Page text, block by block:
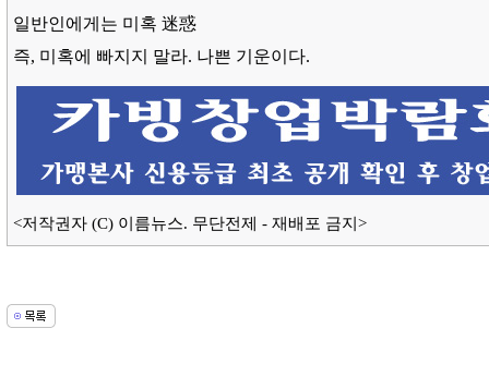
일반인에게는 미혹 迷惑
즉, 미혹에 빠지지 말라. 나쁜 기운이다.
<저작권자 (C) 이름뉴스. 무단전제 - 재배포 금지>